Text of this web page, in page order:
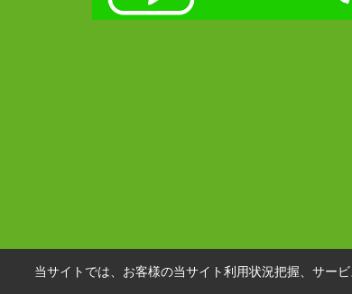
当サイトでは、お客様の当サイト利用状況把握、サー